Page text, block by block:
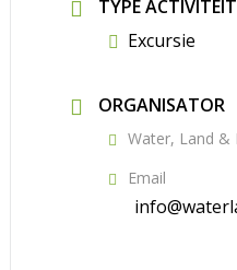
TYPE
Excursie
ORGANISATOR
Water, Land &
Email